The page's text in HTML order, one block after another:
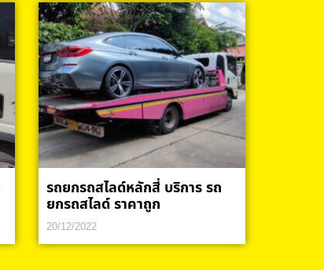
รถยกรถสไลด์หลักสี่ บริการ รถ
ยกรถสไลด์ ราคาถูก
20/12/2022